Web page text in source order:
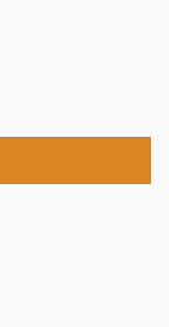
Hobelmaschinen